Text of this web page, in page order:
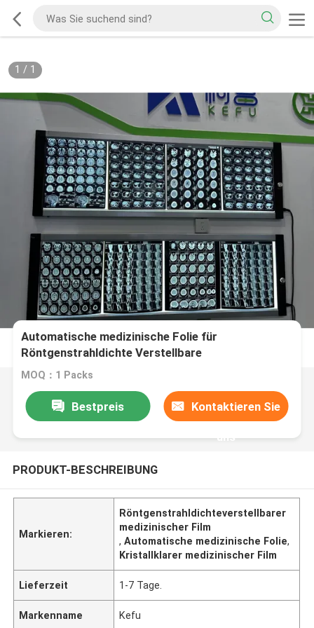
1 / 1
Automatische medizinische Folie für
Röntgenstrahldichte Verstellbare
Laserbildgebung Kristallklare Ergebnisse
MOQ：1 Packs
Bestpreis Kontaktieren Sie
uns
PRODUKT-BESCHREIBUNG
Markieren:
Röntgenstrahldichteverstellbarer
medizinischer Film
,Automatische medizinische Folie,
Kristallklarer medizinischer Film
Lieferzeit 1-7 Tage.
Markenname Kefu